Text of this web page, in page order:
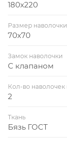
180x220
Размер наволочки
70x70
Замок наволочки
С клапаном
Кол-во наволочек
2
Ткань
Бязь ГОСТ